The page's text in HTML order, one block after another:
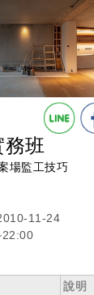
班
場監工技巧
11-24
說明